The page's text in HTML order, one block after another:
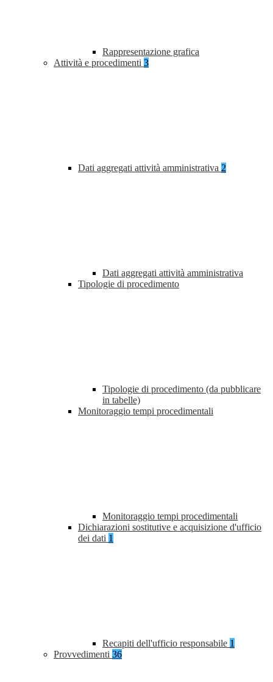
Rappresentazione grafica
Attività e procedimenti 3
Dati aggregati attività amministrativa 2
Dati aggregati attività amministrativa
Tipologie di procedimento
Tipologie di procedimento (da pubblicare
in tabelle)
Monitoraggio tempi procedimentali
Monitoraggio tempi procedimentali
Dichiarazioni sostitutive e acquisizione d'ufficio
dei dati 1
Recapiti dell'ufficio responsabile 1
Provvedimenti 36